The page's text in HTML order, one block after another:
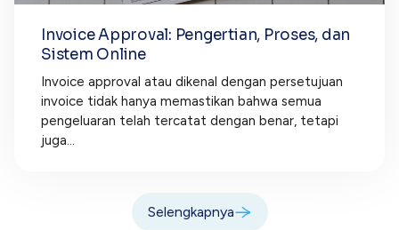
Invoice Approval: Pengertian, Proses, dan
Sistem Online
Invoice approval atau dikenal dengan persetujuan
invoice tidak hanya memastikan bahwa semua
pengeluaran telah tercatat dengan benar, tetapi
juga...
Selengkapnya